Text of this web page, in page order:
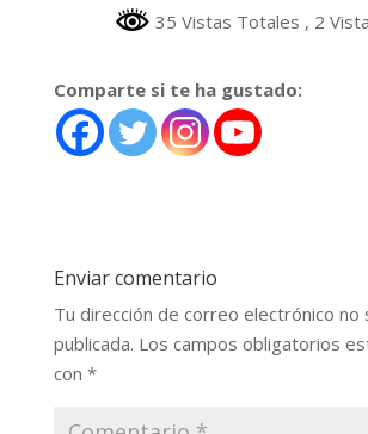
35 Vistas Totales , 2
Comparte si te ha gustado:
Enviar comentario
Tu dirección de correo electrónico no
publicada. Los campos obligatorios
con *